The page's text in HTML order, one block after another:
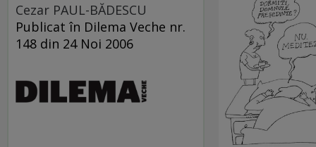
Cezar PAUL-BĂDESCU
Publicat în Dilema Veche nr.
148 din 24 Noi 2006